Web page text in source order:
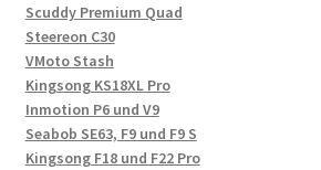
Scuddy Premium Quad
Steereon C30
VMoto Stash
Kingsong KS18XL Pro
Inmotion P6 und V9
Seabob SE63, F9 und F9 S
Kingsong F18 und F22 Pro